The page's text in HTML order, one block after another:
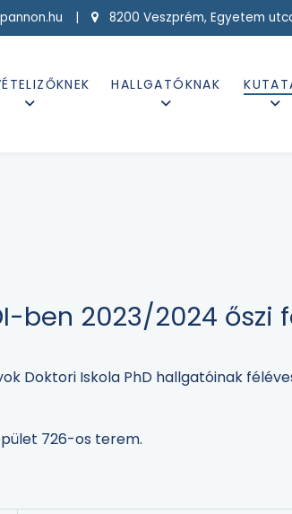
pannon.hu | 8200 Veszprém, Egyetem
HALLGATÓKNAK
ben 2023/2024 őszi
Doktori Iskola PhD hallgatóinak
726-os terem.